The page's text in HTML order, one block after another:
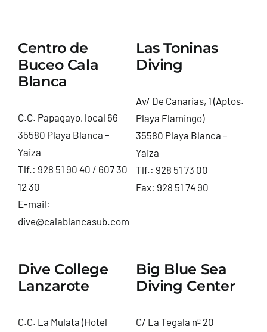
Centro de
Buceo Cala
Blanca
C.C. Papagayo, local 66
35580 Playa Blanca –
Yaiza
Tlf.: 928 51 90 40 / 607 30
12 30
E-mail:
dive@calablancasub.com
Las Toninas
Diving
Av/ De Canarias, 1 (Aptos.
Playa Flamingo)
35580 Playa Blanca –
Yaiza
Tlf.: 928 51 73 00
Fax: 928 51 74 90
Dive College
Lanzarote
C.C. La Mulata (Hotel
Big Blue Sea
Diving Center
C/ La Tegala nº 20